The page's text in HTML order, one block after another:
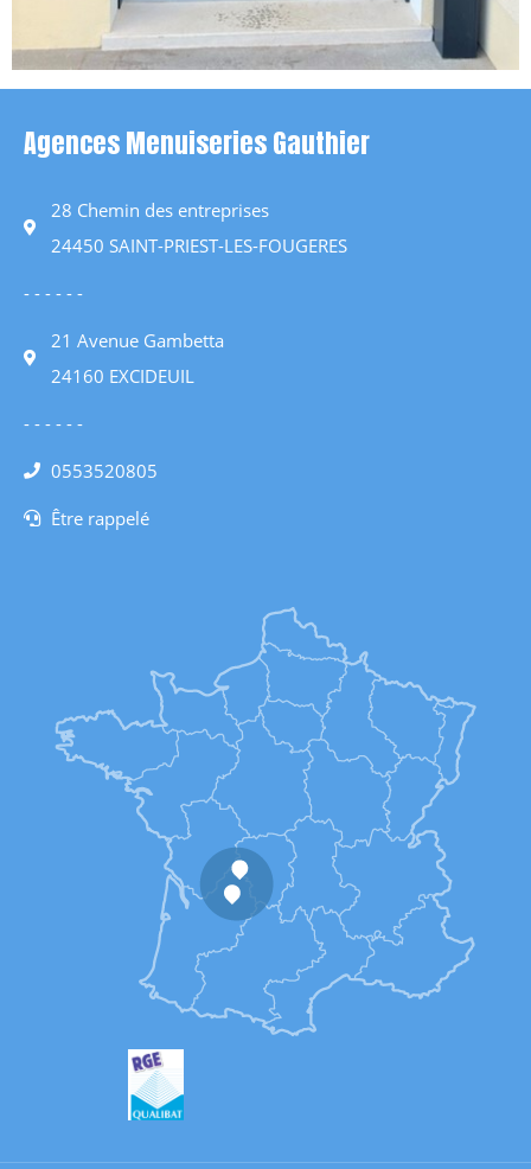
Agences Menuiseries Gauthier
28 Chemin des entreprises
24450 SAINT-PRIEST-LES-FOUGERES
- - - - - -
21 Avenue Gambetta
24160 EXCIDEUIL
- - - - - -
0553520805
Être rappelé